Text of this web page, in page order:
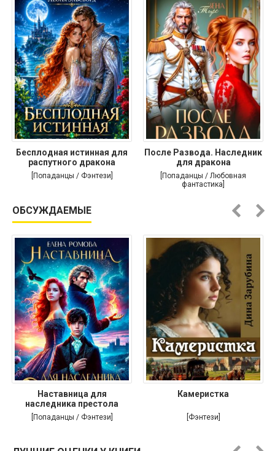
Бесплодная истинная для
распутного дракона
[Попаданцы / Фэнтези]
После Развода. Наследник
для дракона
[Попаданцы / Любовная
фантастика]
ОБСУЖДАЕМЫЕ
Наставница для
наследника престола
[Попаданцы / Фэнтези]
Камеристка
[Фэнтези]